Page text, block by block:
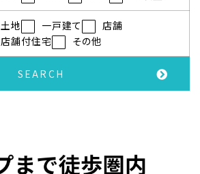
土地 一戸建て
店舗
店舗付住宅
その他
SEARCH